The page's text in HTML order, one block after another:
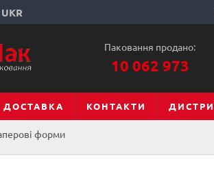
UKR
Паковання продано:
10 062 973
ДОСТАВКА КОНТАКТИ
форми